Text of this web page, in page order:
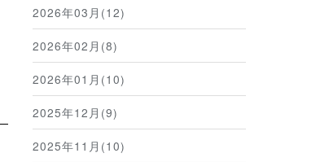
2026年03月(12)
2026年02月(8)
2026年01月(10)
2025年12月(9)
2025年11月(10)